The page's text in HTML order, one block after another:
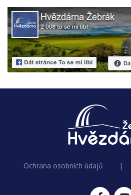
Ochrana osobních údajů |